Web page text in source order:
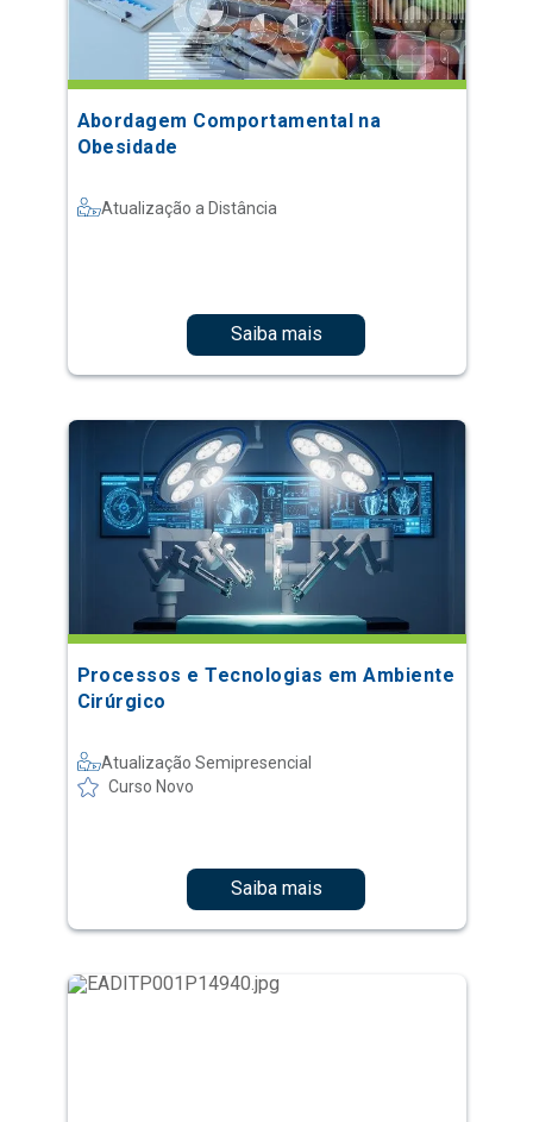
Abordagem Comportamental na
Obesidade
Atualização a Distância
Saiba mais
Processos e Tecnologias em Ambiente
Cirúrgico
Atualização Semipresencial
Curso Novo
Saiba mais